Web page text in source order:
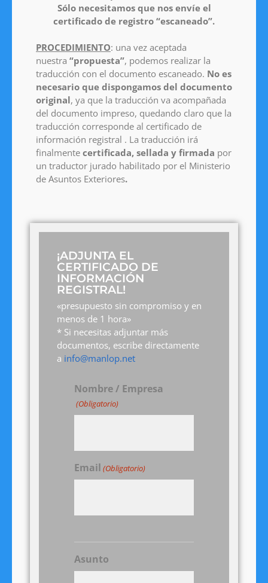
Sólo necesitamos que nos envíe el
certificado de registro “escaneado”.
PROCEDIMIENTO: una vez aceptada
nuestra “propuesta”, podemos realizar la
traducción con el documento escaneado. No es
necesario que dispongamos del documento
original, ya que la traducción va acompañada
del documento impreso, quedando claro que la
traducción corresponde al certificado de
información registral . La traducción irá
finalmente certificada, sellada y firmada por
un traductor jurado habilitado por el Ministerio
de Asuntos Exteriores.
¡ADJUNTA EL
CERTIFICADO DE
INFORMACIÓN
REGISTRAL!
«presupuesto sin compromiso y en
menos de 1 hora»
* Si necesitas adjuntar más
documentos, escribe directamente
a info@manlop.net
Nombre / Empresa
(Obligatorio)
Email (Obligatorio)
Asunto